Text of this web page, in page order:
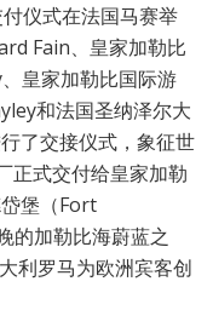
仪式在法国马赛举
Fain、皇家加勒比
皇家加勒比国际游
和法国圣纳泽尔大
了交接仪式，象征世
正式交付给皇家加勒
堡（Fort
的加勒比海蔚蓝之
利罗马为欧洲宾客创